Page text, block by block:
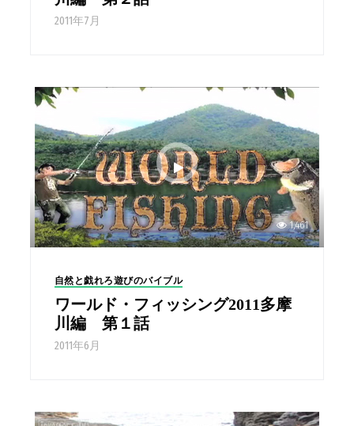
2011年7月
1,461
自然と戯れろ遊びのバイブル
ワールド・フィッシング2011多摩
川編 第１話
2011年6月